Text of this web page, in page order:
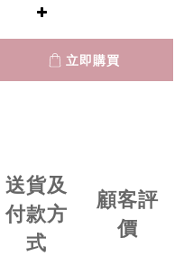
立即購買
送貨及
付款方
式
顧客評
價